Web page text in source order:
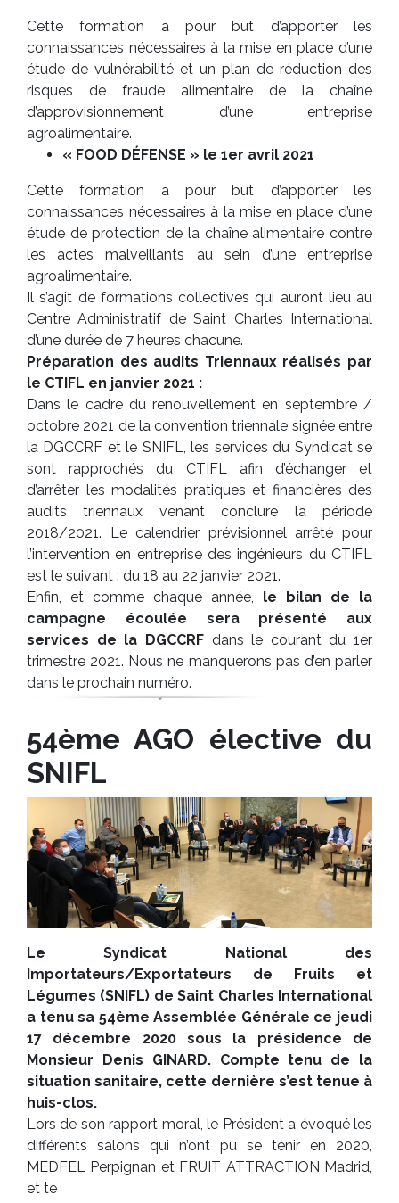
Cette formation a pour but d’apporter les
connaissances nécessaires à la mise en place d’une
étude de vulnérabilité et un plan de réduction des
risques de fraude alimentaire de la chaîne
d’approvisionnement d’une entreprise
agroalimentaire.
« FOOD DÉFENSE » le 1er avril 2021
Cette formation a pour but d’apporter les
connaissances nécessaires à la mise en place d’une
étude de protection de la chaîne alimentaire contre
les actes malveillants au sein d’une entreprise
agroalimentaire.
Il s’agit de formations collectives qui auront lieu au
Centre Administratif de Saint Charles International
d’une durée de 7 heures chacune.
Préparation des audits Triennaux réalisés par
le CTIFL en janvier 2021 :
Dans le cadre du renouvellement en septembre /
octobre 2021 de la convention triennale signée entre
la DGCCRF et le SNIFL, les services du Syndicat se
sont rapprochés du CTIFL afin d’échanger et
d’arrêter les modalités pratiques et financières des
audits triennaux venant conclure la période
2018/2021. Le calendrier prévisionnel arrêté pour
l’intervention en entreprise des ingénieurs du CTIFL
est le suivant : du 18 au 22 janvier 2021.
Enfin, et comme chaque année, le bilan de la
campagne écoulée sera présenté aux
services de la DGCCRFdans le courant du 1er
trimestre 2021. Nous ne manquerons pas d’en parler
dans le prochain numéro.
54ème AGO élective du
SNIFL
Le Syndicat National des
Importateurs/Exportateurs de Fruits et
Légumes (SNIFL) de Saint Charles International
a tenu sa 54ème Assemblée Générale ce jeudi
17 décembre 2020 sous la présidence de
Monsieur Denis GINARD. Compte tenu de la
situation sanitaire, cette dernière s’est tenue à
huis-clos.
Lors de son rapport moral, le Président a évoqué les
différents salons qui n’ont pu se tenir en 2020,
MEDFEL Perpignan et FRUIT ATTRACTION Madrid,
et te